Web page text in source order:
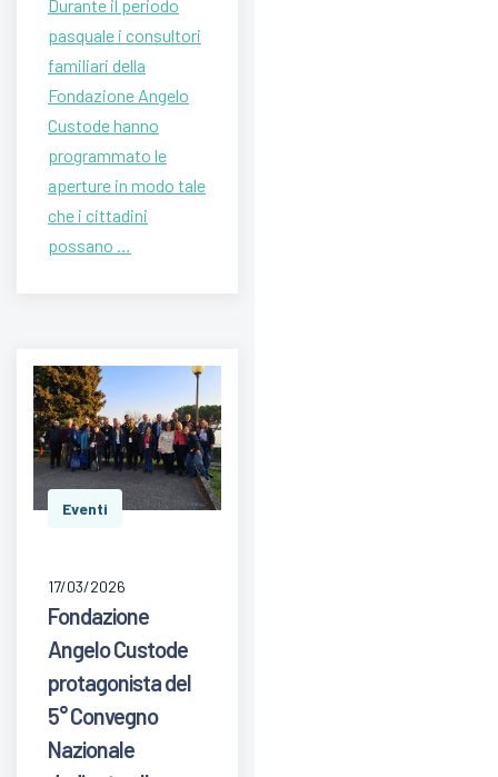
Durante il periodo
pasquale i consultori
familiari della
Fondazione Angelo
Custode hanno
programmato le
aperture in modo tale
che i cittadini
possano …
Eventi
17/03/2026
Fondazione
Angelo Custode
protagonista del
5° Convegno
Nazionale